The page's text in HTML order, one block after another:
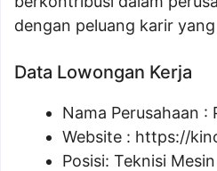
dengan peluang karir
Data Lowongan Kerja
Nama Perusahaan :
Website : https://
Posisi: Teknisi